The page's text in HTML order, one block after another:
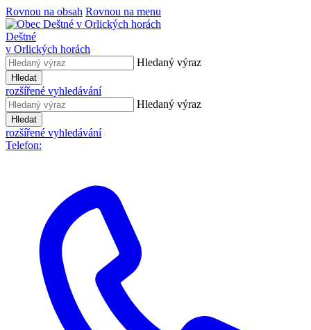
Rovnou na obsah Rovnou na menu
Deštné
v Orlických horách
Hledaný výraz
Hledat
rozšířené vyhledávání
Hledaný výraz
Hledat
rozšířené vyhledávání
Telefon: